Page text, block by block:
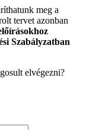
meg a
tervet azonban
Szabályzatban
elvégezni?